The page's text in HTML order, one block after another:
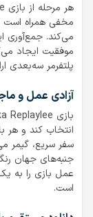
مخفی همراه است
می‌کند. جمع‌آوری
موفقیت ایجاد
پلتفرمر سه‌بعدی
آزادی عمل و
انتخاب کند و هر
سفر سریع، گیمر
جنبه‌های جهان
عمل بازی را به
است.